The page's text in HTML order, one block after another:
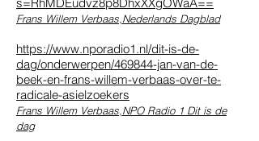
Frans Willem Verbaas,Nederlands Dagblad
https://www.nporadio1.nl/dit-is-de-
dag/onderwerpen/469844-jan-van-de-
beek-en-frans-willem-verbaas-over-te-
radicale-asielzoekers
Frans Willem Verbaas,NPO Radio 1 Dit is de
dag